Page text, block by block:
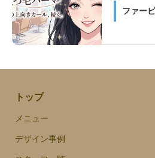
ファー
トップ
メニュー
デザイン事例